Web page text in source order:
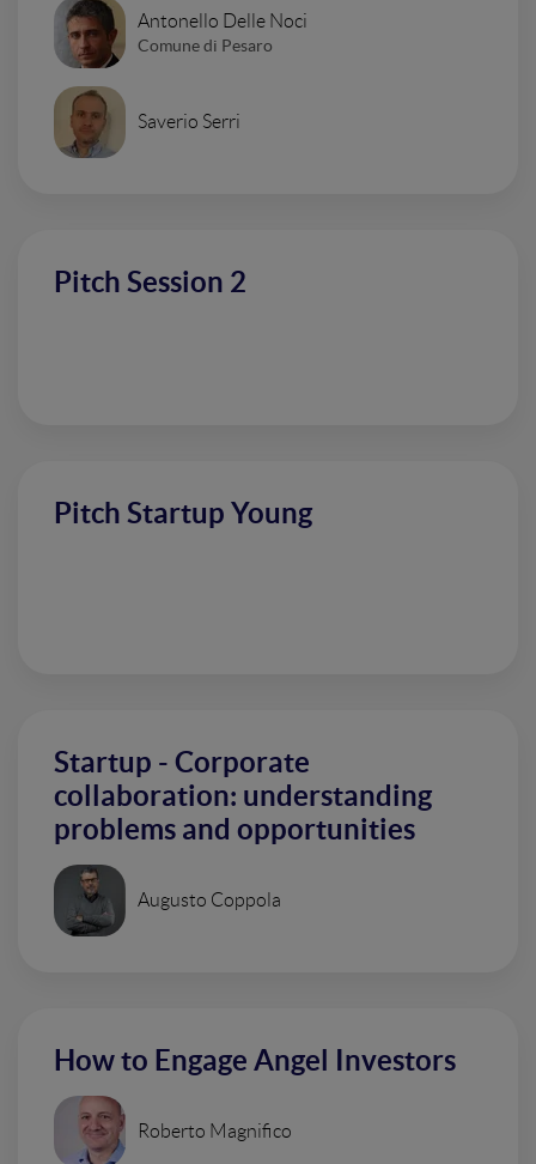
Antonello Delle Noci
Comune di Pesaro
Saverio Serri
Pitch Session 2
Pitch Startup Young
Startup - Corporate
collaboration: understanding
problems and opportunities
Augusto Coppola
How to Engage Angel Investors
Roberto Magnifico